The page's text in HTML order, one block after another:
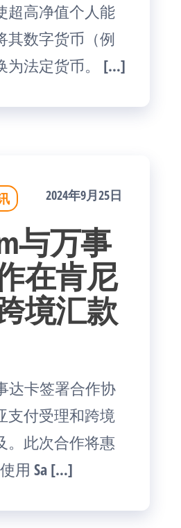
超高净值个人能
其数字货币（例
为法定货币。 […]
2024年9月25日
与万事
在肯尼
境汇款
达卡签署合作协
支付受理和跨境
。此次合作将惠
用 Sa […]